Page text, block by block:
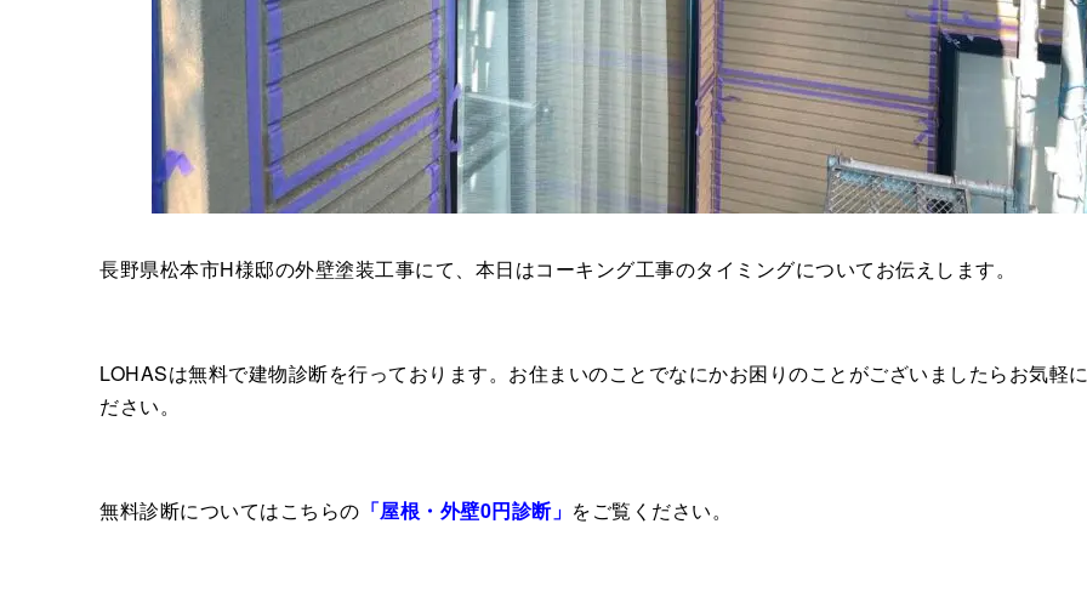
長野県松本市H様邸の外壁塗装工事にて、本日はコーキング工事のタイミングについてお伝えします。
LOHASは無料で建物診断を行っております。お住まいのことでなにかお困りのことがございましたらお気軽
ださい。
無料診断についてはこちらの 「屋根・外壁0円診断」 をご覧ください。